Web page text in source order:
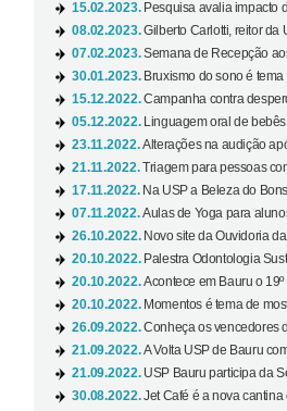
15.02.2023. Pesquisa avalia impacto
08.02.2023.Gilberto Carlotti, reitor da
07.02.2023.Semana de Recepção
30.01.2023. Bruxismo do sono é
15.12.2022.Campanha contra
05.12.2022.
Linguagem oral de
23.11.2022.Alterações na audição
21.11.2022.Triagem para pessoas
17.11.2022. Na USP a Beleza do
07.11.2022.Aulas de Yoga para
26.10.2022. Novo site da Ouvidoria
20.10.2022. Palestra Odontologia
20.10.2022.Acontece em Bauru o 19º
20.10.2022. Momentos é tema de
26.09.2022.Conheça os vencedores
21.09.2022.A Volta USP de Bauru
21.09.2022. USP Bauru participa da
30.08.2022.Jet Café é a nova